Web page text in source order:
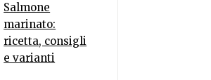
Salmone
marinato:
ricetta, consigli
e varianti